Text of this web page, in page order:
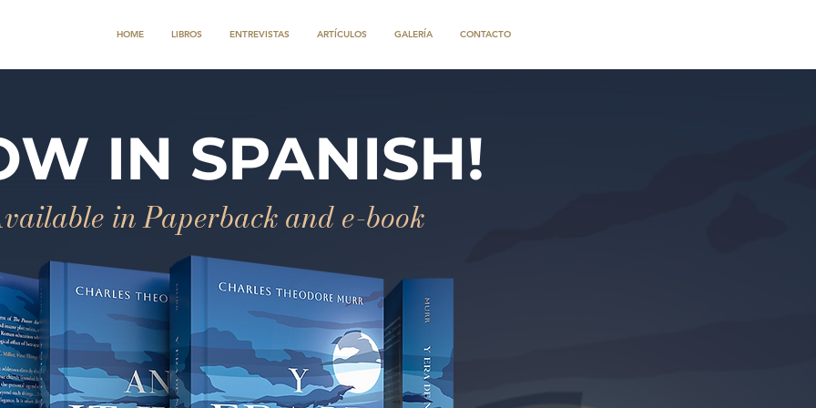
HOME LIBROS ENTREVISTAS ARTÍCULOS GALERÍA CONTACTO
IN SPANISH!
in Paperback and e-book